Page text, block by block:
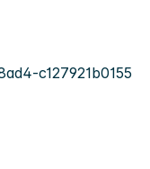
c127921b0155